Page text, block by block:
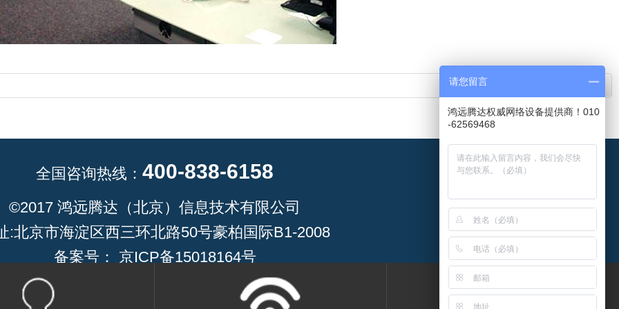
全国咨询热线： 400-838-6158
©2017 鸿远腾达（北京）信息技术有限公司
:北京市海淀区西三环北路50号豪柏国际B1-2008
备案号： 京ICP备15018164号
请您留言
鸿远腾达权威网络设备提供商！010
-62569468